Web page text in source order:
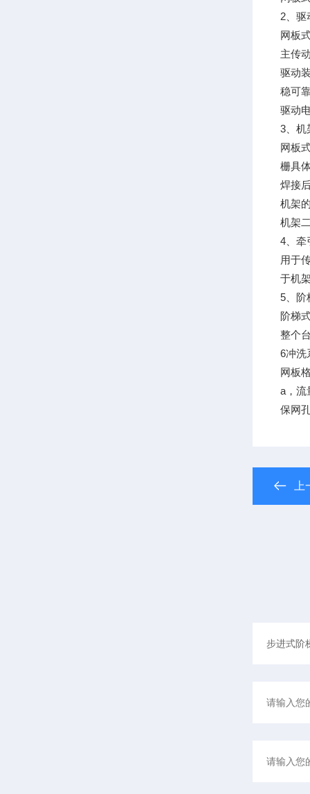
2、驱
网板
主传
驱动
稳可
驱动
3、机
网板
栅具
焊接
机架
机架
4、牵
用于
于机
5、阶
阶梯
整个
6冲洗
网板
a，流
保网